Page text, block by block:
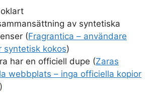
av syntetiska
(Fragrantica – användare
syntetisk kokos)
har en officiell dupe (Zaras
webbplats – inga officiella kopior
)